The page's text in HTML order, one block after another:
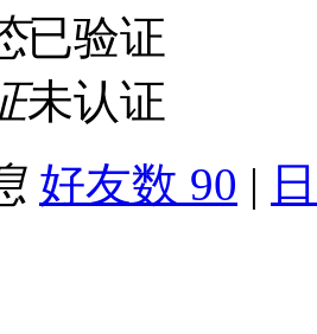
已验证
未认证
好友数 90 |